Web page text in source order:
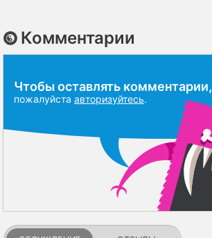
Комментарии
Чтобы оставлять комментарии,
пожалуйста авторизуйтесь.